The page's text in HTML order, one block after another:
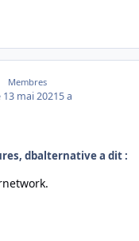
Membres
13 mai 20215 a
dbalternative a dit :